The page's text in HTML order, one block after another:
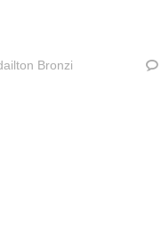
Bronzi